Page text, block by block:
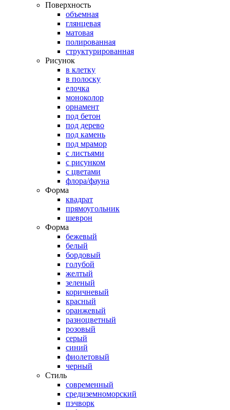
Поверхность
объемная
глянцевая
матовая
полированная
структурированная
Рисунок
в клетку
в полоску
елочка
моноколор
орнамент
под бетон
под дерево
под камень
под мрамор
с листьями
с рисунком
с цветами
флора/фауна
Форма
квадрат
прямоугольник
шеврон
Форма
бежевый
белый
бордовый
голубой
желтый
зеленый
коричневый
красный
оранжевый
разноцветный
розовый
серый
синий
фиолетовый
черный
Стиль
современный
средиземноморский
пэчворк